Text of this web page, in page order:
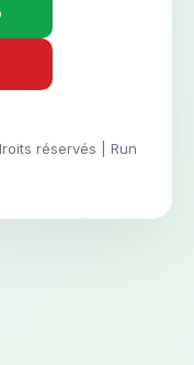
réservés | Run